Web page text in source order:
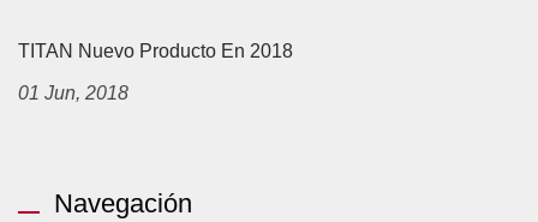
TITAN Nuevo Producto En 2018
01 Jun, 2018
Navegación